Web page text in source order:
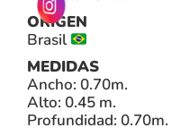
ORIGEN
Brasil
MEDIDAS
Ancho: 0.70m.
Alto: 0.45 m.
Profundidad: 0.70m.